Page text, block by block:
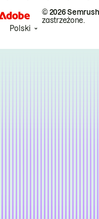
© 2026
zastrzeżone.
Polski